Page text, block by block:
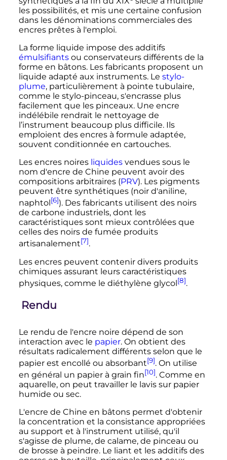
les possibilités, et mis une certaine confusion
dans les dénominations commerciales des
encres prêtes à l'emploi.
La forme liquide impose des additifs
émulsifiantsou conservateurs différents de la
forme en bâtons. Les fabricants proposent un
liquide adapté aux instruments. Le stylo-
plume, particulièrement à pointe tubulaire,
comme le stylo-pinceau, s'encrasse plus
facilement que les pinceaux. Une encre
indélébile rendrait le nettoyage de
l’instrument beaucoup plus difficile. Ils
emploient des encres à formule adaptée,
souvent conditionnée en cartouches.
Les encres noires liquidesvendues sous le
nom d'encre de Chine peuvent avoir des
compositions arbitraires (PRV). Les pigments
peuvent être synthétiques (noir d'aniline,
naphtol [6]). Des fabricants utilisent des noirs
de carbone industriels, dont les
caractéristiques sont mieux contrôlées que
celles des noirs de fumée produits
artisanalement[7].
Les encres peuvent contenir divers produits
chimiques assurant leurs caractéristiques
physiques, comme le diéthylène glycol[8].
Rendu
Le rendu de l'encre noire dépend de son
interaction avec le papier. On obtient des
résultats radicalement différents selon que le
papier est encollé ou absorbant[9]. On utilise
en général un papier à grain fin[10]. Comme en
aquarelle, on peut travailler le lavis sur papier
humide ou sec.
L'encre de Chine en bâtons permet d'obtenir
la concentration et la consistance appropriées
au support et à l'instrument utilisé, qu'il
s'agisse de plume, de calame, de pinceau ou
de brosse à peindre. Le liant et les additifs des